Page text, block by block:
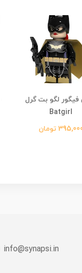
فیگور لگو بت گرل
Batgirl
تومان
info@synapsi.in